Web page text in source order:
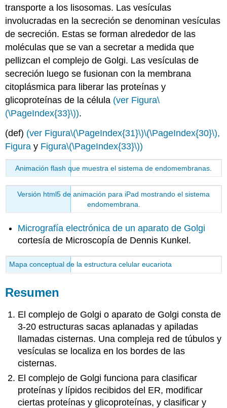
transporte a los lisosomas. Las vesículas
involucradas en la secreción se denominan vesículas
de secreción. Estas se forman alrededor de las
moléculas que se van a secretar a medida que
pellizcan el complejo de Golgi. Las vesículas de
secreción luego se fusionan con la membrana
citoplásmica para liberar las proteínas y
glicoproteínas de la célula (ver Figura\
(\PageIndex{33}\)).
(def) (ver Figura\(\PageIndex{31}\)\(\PageIndex{30}\),
Figura y Figura\(\PageIndex{33}\))
Animación flash que muestra el sistema de endomembranas.
Versión html5 de animación para iPad mostrando el sistema
endomembrana.
Micrografía electrónica de un aparato de Golgi
cortesía de Microscopía de Dennis Kunkel .
Mapa conceptual de la estructura celular eucariota
Resumen
El complejo de Golgi o aparato de Golgi consta de
3-20 estructuras sacas aplanadas y apiladas
llamadas cisternas. Una compleja red de túbulos y
vesículas se localiza en los bordes de las
cisternas.
El complejo de Golgi funciona para clasificar
proteínas y lípidos recibidos del ER, modificar
ciertas proteínas y glicoproteínas, y clasificar y